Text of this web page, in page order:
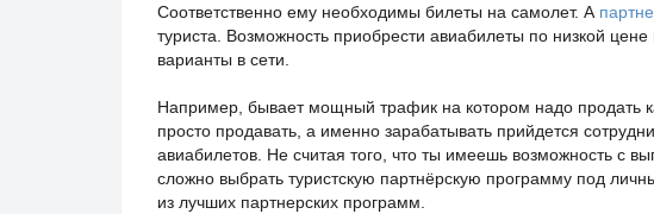
Соответственно ему необходимы билеты на самолет. А
туриста. Возможность приобрести авиабилеты по низкой
варианты в сети.
Например, бывает мощный трафик на котором надо продать
просто продавать, а именно зарабатывать прийдется
авиабилетов. Не считая того, что ты имеешь возможность с
сложно выбрать туристскую партнёрскую программу под
из лучших партнерских программ.